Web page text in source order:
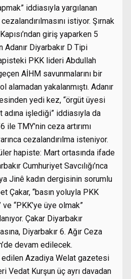
iddiasıyla yargılanan
istiyor. Şırnak
giriş yaparken 5
Adanır Diyarbakır D Tipi
PKK lideri Abdullah
AİHM savunmalarını bir
alamadan yakalanmıştı. Adanır
yedi kez, “örgüt üyesi
adına işlediği” iddiasıyla da
ile TMY’nin ceza artırımı
cezalandırılma isteniyor.
hapiste: Mart ortasında ifade
Cumhuriyet Savcılığı’nca
Jinê kadın dergisinin sorumlu
Çakar, “basın yoluyla PKK
“PKK’ye üye olmak”
Çakar Diyarbakır
Diyarbakır 6. Ağır Ceza
devam edilecek.
edilen Azadiya Welat gazetesi
Vedat Kurşun üç ayrı davadan